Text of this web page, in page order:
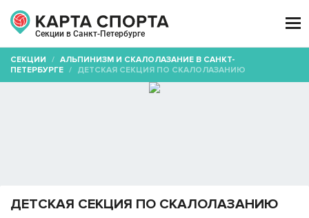
Секции в Санкт-Петербурге

СЕКЦИИ / АЛЬПИНИЗМ И СКАЛОЛАЗАНИЕ В САНКТ-
ПЕТЕРБУРГЕ / ДЕТСКАЯ СЕКЦИЯ ПО СКАЛОЛАЗАНИЮ
ДЕТСКАЯ СЕКЦИЯ ПО СКАЛОЛАЗАНИЮ